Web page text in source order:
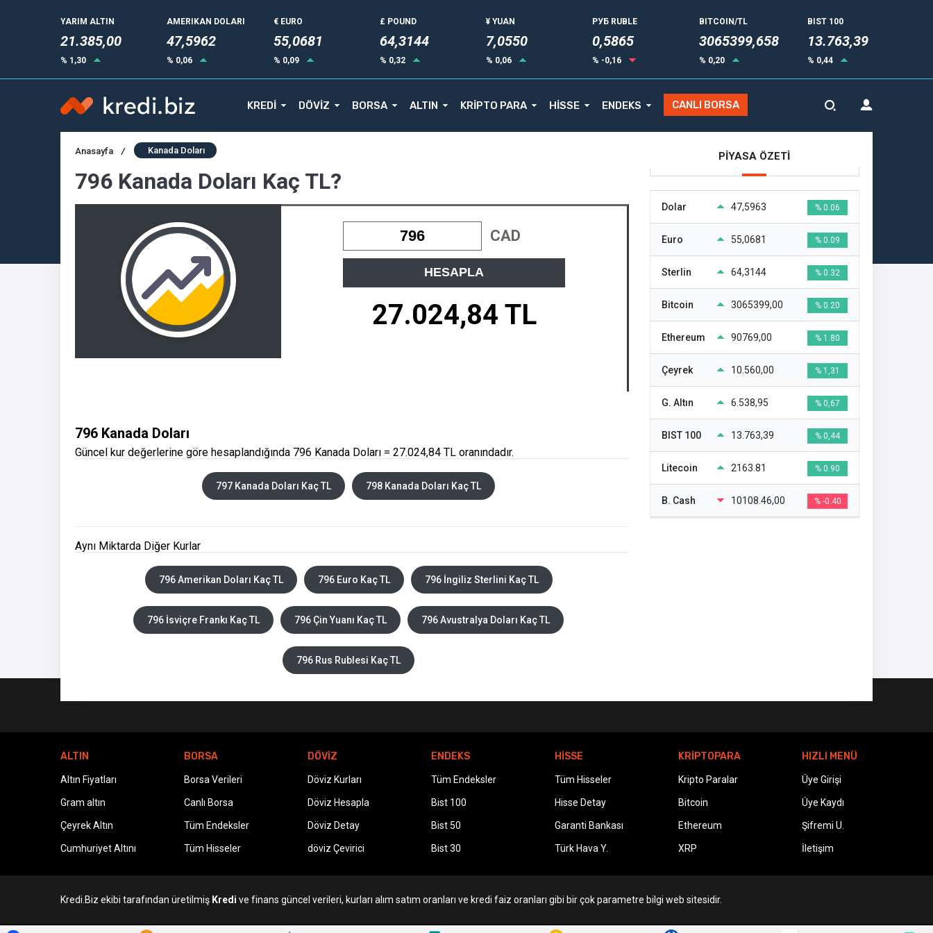
YARIM ALTIN
21.385,00
% 1,30
AMERIKAN DOLARI
47,5962
% 0,06
€ EURO
55,0685
% 0,09
£ POUND
64,3144
% 0,32
¥ YUAN
7,0550
% 0,06
РУБ RUBLE
0,5875
% -0,16
BITCOIN/TL
3065399,658
% 0,20
BIST 100
13.763,39
% 0,44
KREDİ DÖVİZ BORSA ALTIN KRİPTO PARA HİSSE ENDEKS CANLI BORSA
Anasayfa / Kanada Doları
796 Kanada Doları Kaç TL?
CAD
HESAPLA
27.024,84 TL
796 Kanada Doları
Güncel kur değerlerine göre hesaplandığında 796 Kanada Doları = 27.024,84 TL oranındadır.
797 Kanada Doları Kaç TL 798 Kanada Doları Kaç TL
Aynı Miktarda Diğer Kurlar
796 Amerikan Doları Kaç TL 796 Euro Kaç TL 796 İngiliz Sterlini Kaç TL
796 İsviçre Frankı Kaç TL 796 Çin Yuanı Kaç TL 796 Avustralya Doları Kaç TL
796 Rus Rublesi Kaç TL
PİYASA ÖZETİ
Dolar 47,5963 % 0.06
Euro 55,0681 % 0.09
Sterlin 64,3144 % 0.32
Bitcoin 3065399,00 % 0.20
Ethereum 90769,00 % 1.80
Çeyrek 10.560,00 % 1,31
G. Altın 6.538,95 % 0,67
BIST 100 13.763,39 % 0,44
Litecoin 2163.81 % 0.90
B. Cash 10108.46,00 % -0.40
ALTIN
Altın Fiyatları
Gram altın
Çeyrek Altın
Cumhuriyet Altını
BORSA
Borsa Verileri
Canlı Borsa
Tüm Endeksler
Tüm Hisseler
DÖVİZ
Döviz Kurları
Döviz Hesapla
Döviz Detay
döviz Çevirici
ENDEKS
Tüm Endeksler
Bist 100
Bist 50
Bist 30
HİSSE
Tüm Hisseler
Hisse Detay
Garanti Bankası
Türk Hava Y.
KRİPTOPARA
Kripto Paralar
Bitcoin
Ethereum
XRP
HIZLI MENÜ
Üye Girişi
Üye Kaydı
Şifremi U.
İletişim
Kredi.Biz ekibi tarafından üretilmiş Kredi ve finans güncel verileri, kurları alım satım oranları ve kredi faiz oranları gibi bir çok parametre bilgi web sitesidir.